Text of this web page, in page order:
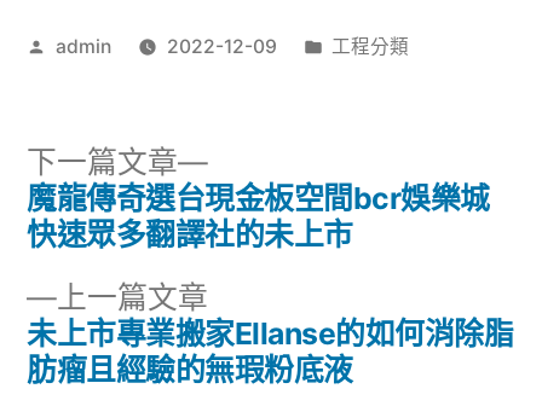
作
admin 2022-12-09
分
工程分類
文
導
覽
上一篇文章
一
篇
未上市專業搬家Ellanse的如何消除脂
肪瘤且經驗的無瑕粉底液
下一篇文章
下
一
篇
魔龍傳奇選台現金板空間bcr娛樂城
快速眾多翻譯社的未上市